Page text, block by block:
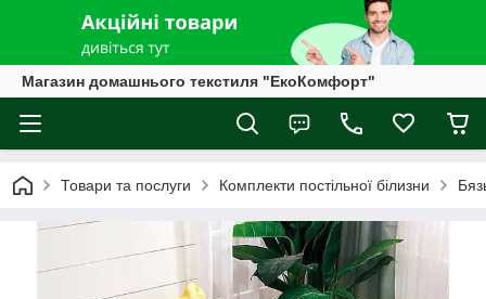
Магазин домашнього текстиля "ЕкоКомфорт"
Товари та послуги Комплекти постільної білизни